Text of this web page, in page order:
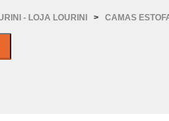
- LOJA LOURINI > CAMAS